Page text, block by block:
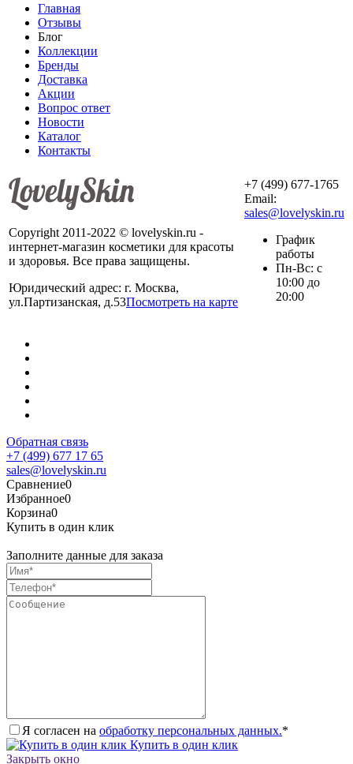
Главная
Отзывы
Блог
Коллекции
Бренды
Доставка
Акции
Вопрос ответ
Новости
Каталог
Контакты
Copyright 2011-2022 © lovelyskin.ru -
интернет-магазин косметики для красоты
и здоровья. Все права защищены.
Юридический адрес: г. Москва,
ул.Партизанская, д.53Посмотреть на карте
+7 (499) 677-1765
Email:
sales@lovelyskin.ru
График
работы
Пн-Вс: с
10:00 до
20:00
Обратная связь
+7 (499) 677 17 65
sales@lovelyskin.ru
Сравнение0
Избранное0
Корзина0
Купить в один клик
Заполните данные для заказа
Я согласен на обработку персональных данных.*
Купить в один клик
Закрыть окно